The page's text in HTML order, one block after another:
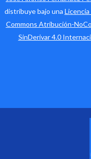
distribuye bajo una
Commons Atribución-
SinDerivar 4.0